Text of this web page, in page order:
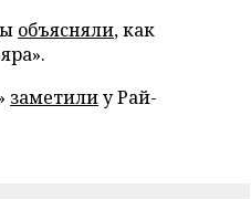
объясняли, как
заметилиу Рай-